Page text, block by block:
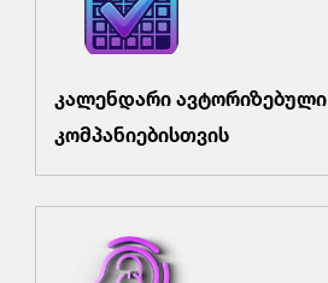
კალენდარი ავტორიზებული
კომპანიებისთვის